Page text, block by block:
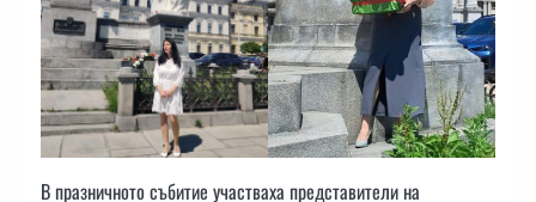
В празничното събитие участваха представители на